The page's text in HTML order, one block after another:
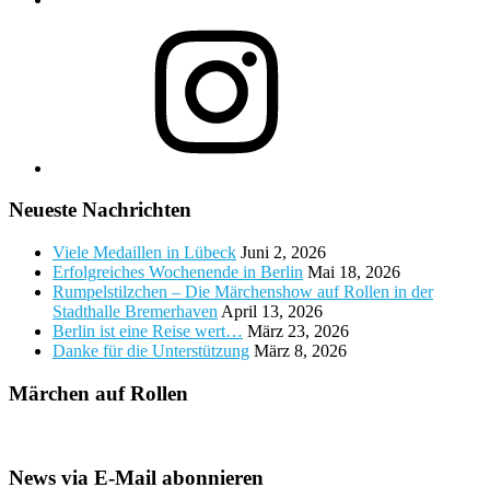
Neueste Nachrichten
Viele Medaillen in Lübeck Juni 2, 2026
Erfolgreiches Wochenende in Berlin Mai 18, 2026
Rumpelstilzchen – Die Märchenshow auf Rollen in der
Stadthalle Bremerhaven April 13, 2026
Berlin ist eine Reise wert… März 23, 2026
Danke für die Unterstützung März 8, 2026
Märchen auf Rollen
News via E-Mail abonnieren